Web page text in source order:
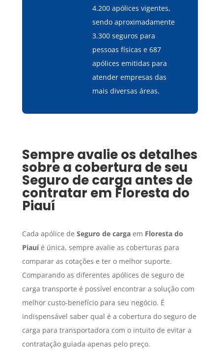
4.200 apólices vigentes,
sendo aproximadamente
3.300 seguros para
pessoas físicas e 687
apólices emitidas para
atender empresas das
mais diversas áreas.
Sempre avalie os detalhes
sobre a cobertura de seu
Seguro de carga antes de
contratar em Floresta do
Piauí
Cada apólice de Seguro de cargaem Floresta do
Piauíé única, sempre avalie as coberturas para
comparar as cotações e ter o melhor suporte.
Comparando as diferentes apólices de seguro de
carga transporte é possível encontrar a solução com
melhor custo-benefício para seu negócio. É
indispensável saber qual é a cobertura do seguro de
carga para transportadora com o intuito de evitar a
contratação guiada apenas pelo preço.